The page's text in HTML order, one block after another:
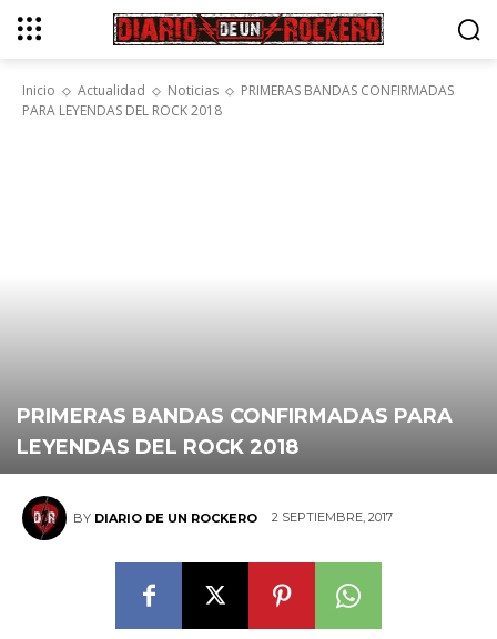
Inicio Actualidad Noticias
PRIMERAS BANDAS CONFIRMADAS
PARA LEYENDAS DEL ROCK 2018
PRIMERAS BANDAS CONFIRMADAS PARA
LEYENDAS DEL ROCK 2018
BY DIARIO DE UN ROCKERO 2 SEPTIEMBRE, 2017